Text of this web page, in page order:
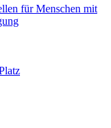
für Menschen mit